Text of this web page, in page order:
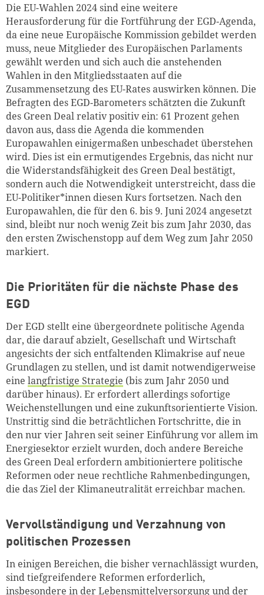
Die EU-Wahlen 2024 sind eine weitere
Herausforderung für die Fortführung der EGD-Agenda,
da eine neue Europäische Kommission gebildet werden
muss, neue Mitglieder des Europäischen Parlaments
gewählt werden und sich auch die anstehenden
Wahlen in den Mitgliedsstaaten auf die
Zusammensetzung des EU-Rates auswirken können. Die
Befragten des EGD-Barometers schätzten die Zukunft
des Green Deal relativ positiv ein: 61 Prozent gehen
davon aus, dass die Agenda die kommenden
Europawahlen einigermaßen unbeschadet überstehen
wird. Dies ist ein ermutigendes Ergebnis, das nicht nur
die Widerstandsfähigkeit des Green Deal bestätigt,
sondern auch die Notwendigkeit unterstreicht, dass die
EU-Politiker*innen diesen Kurs fortsetzen. Nach den
Europawahlen, die für den 6. bis 9. Juni 2024 angesetzt
sind, bleibt nur noch wenig Zeit bis zum Jahr 2030, das
den ersten Zwischenstopp auf dem Weg zum Jahr 2050
markiert.
Die Prioritäten für die nächste Phase des
EGD
Der EGD stellt eine übergeordnete politische Agenda
dar, die darauf abzielt, Gesellschaft und Wirtschaft
angesichts der sich entfaltenden Klimakrise auf neue
Grundlagen zu stellen, und ist damit notwendigerweise
eine langfristige Strategie (bis zum Jahr 2050 und
darüber hinaus). Er erfordert allerdings sofortige
Weichenstellungen und eine zukunftsorientierte Vision.
Unstrittig sind die beträchtlichen Fortschritte, die in
den nur vier Jahren seit seiner Einführung vor allem im
Energiesektor erzielt wurden, doch andere Bereiche
des Green Deal erfordern ambitioniertere politische
Reformen oder neue rechtliche Rahmenbedingungen,
die das Ziel der Klimaneutralität erreichbar machen.
Vervollständigung und Verzahnung von
politischen Prozessen
In einigen Bereichen, die bisher vernachlässigt wurden,
sind tiefgreifendere Reformen erforderlich,
insbesondere in der Lebensmittelversorgung und der